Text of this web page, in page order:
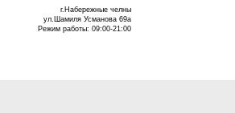
г.Набережные челны
ул.Шамиля Усманова 69а
Режим работы: 09:00-21:00